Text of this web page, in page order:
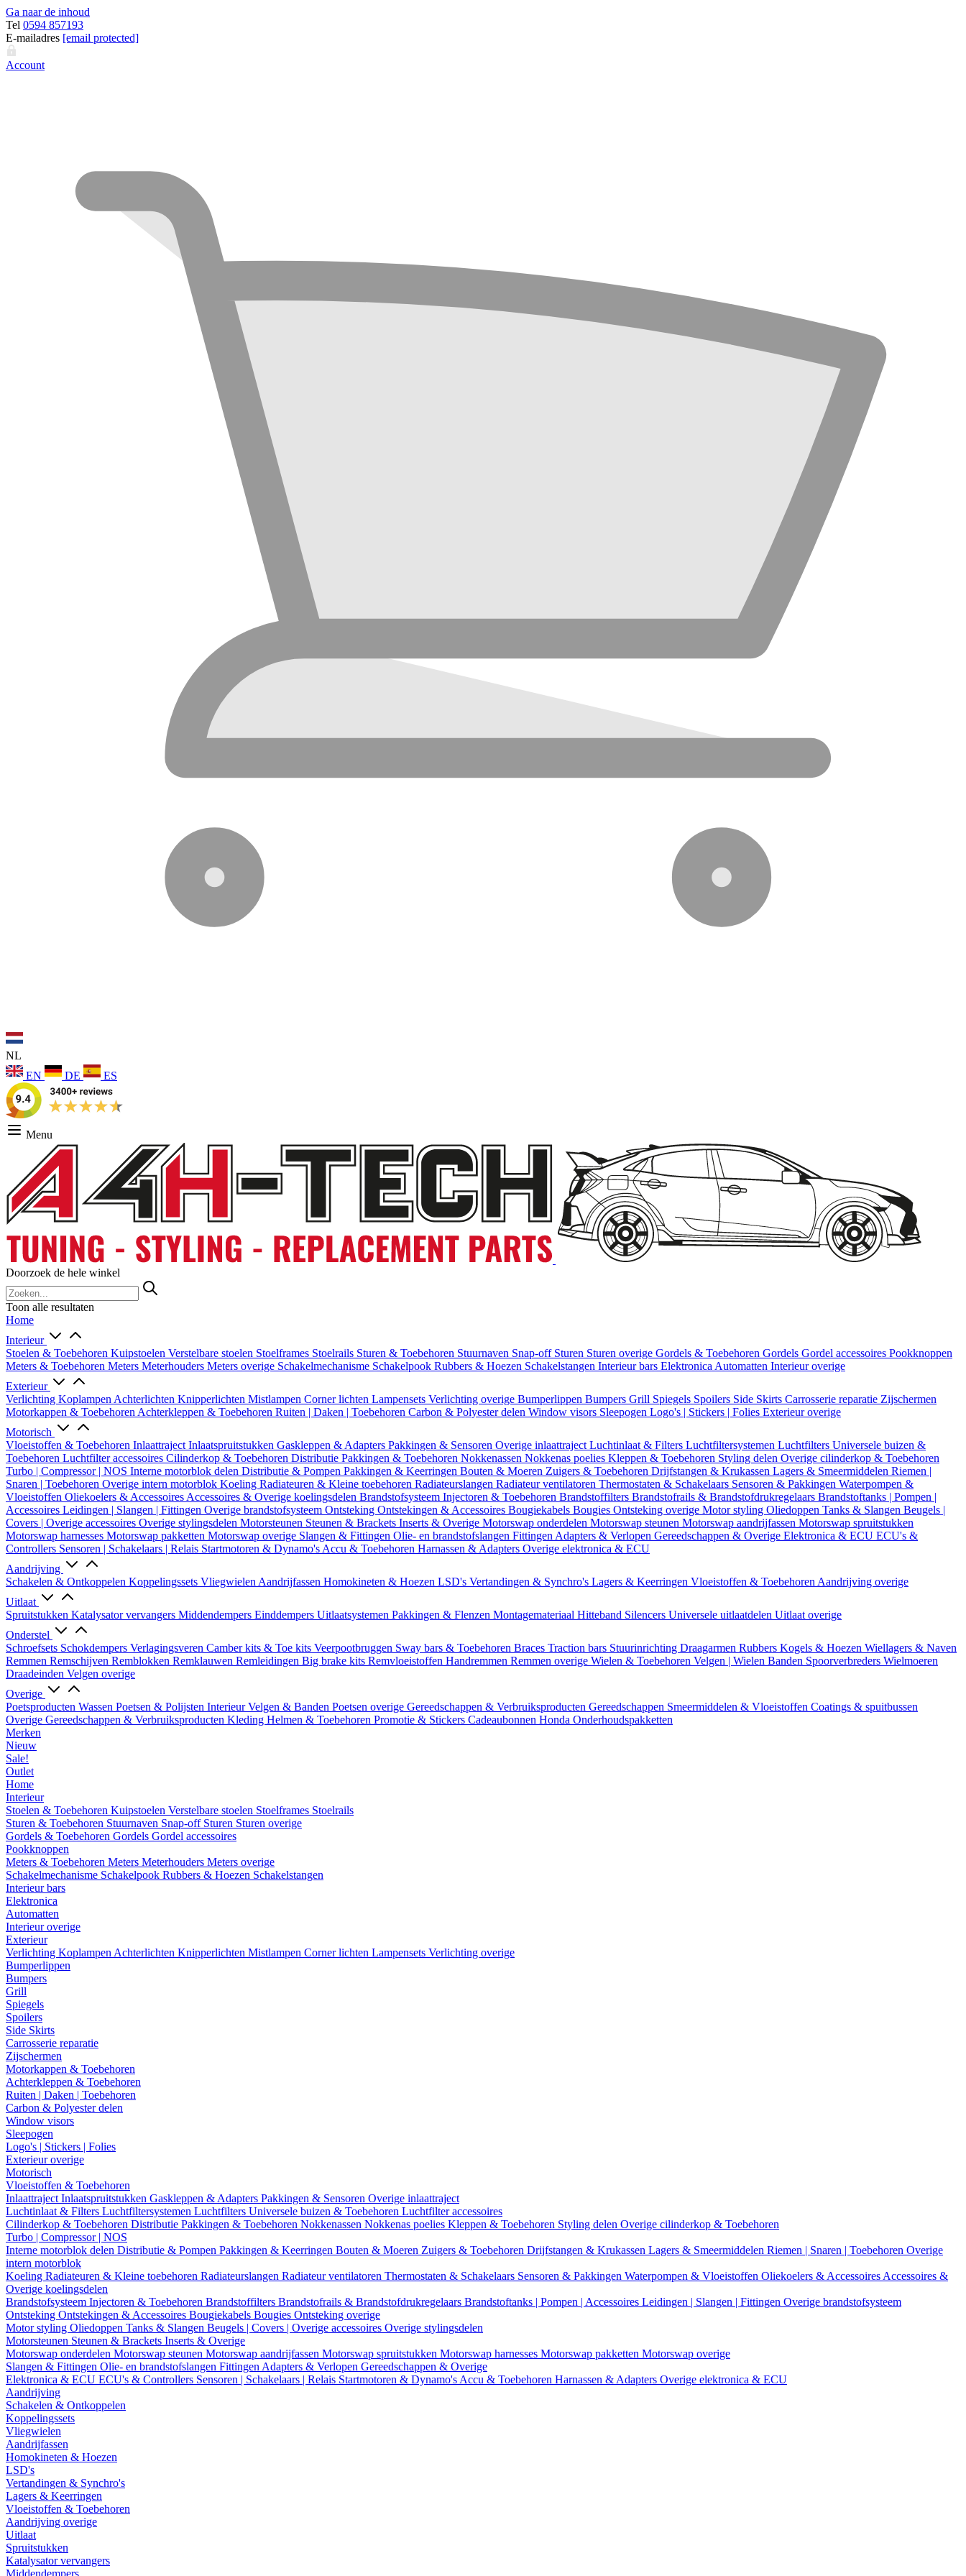
Ga naar de inhoud
Tel 0594 857193
E-mailadres [email protected]
Account
NL
EN
DE ES
Menu
Doorzoek de hele winkel
Toon alle resultaten
Home
Interieur
Stoelen & Toebehoren Kuipstoelen Verstelbare stoelen Stoelframes Stoelrails Sturen & Toebehoren Stuurnaven Snap-off Sturen Sturen overige Gordels & Toebehoren Gordels Gordel accessoires Pookknoppen
Meters & Toebehoren Meters Meterhouders Meters overige Schakelmechanisme Schakelpook Rubbers & Hoezen Schakelstangen Interieur bars Elektronica Automatten Interieur overige
Exterieur
Verlichting Koplampen Achterlichten Knipperlichten Mistlampen Corner lichten Lampensets Verlichting overige Bumperlippen Bumpers Grill Spiegels Spoilers Side Skirts Carrosserie reparatie Zijschermen
Motorkappen & Toebehoren Achterkleppen & Toebehoren Ruiten | Daken | Toebehoren Carbon & Polyester delen Window visors Sleepogen Logo's | Stickers | Folies Exterieur overige
Motorisch
Vloeistoffen & Toebehoren Inlaattraject Inlaatspruitstukken Gaskleppen & Adapters Pakkingen & Sensoren Overige inlaattraject Luchtinlaat & Filters Luchtfiltersystemen Luchtfilters Universele buizen &
Toebehoren Luchtfilter accessoires Cilinderkop & Toebehoren Distributie Pakkingen & Toebehoren Nokkenassen Nokkenas poelies Kleppen & Toebehoren Styling delen Overige cilinderkop & Toebehoren
Turbo | Compressor | NOS Interne motorblok delen Distributie & Pompen Pakkingen & Keerringen Bouten & Moeren Zuigers & Toebehoren Drijfstangen & Krukassen Lagers & Smeermiddelen Riemen |
Snaren | Toebehoren Overige intern motorblok Koeling Radiateuren & Kleine toebehoren Radiateurslangen Radiateur ventilatoren Thermostaten & Schakelaars Sensoren & Pakkingen Waterpompen &
Vloeistoffen Oliekoelers & Accessoires Accessoires & Overige koelingsdelen Brandstofsysteem Injectoren & Toebehoren Brandstoffilters Brandstofrails & Brandstofdrukregelaars Brandstoftanks | Pompen |
Accessoires Leidingen | Slangen | Fittingen Overige brandstofsysteem Ontsteking Ontstekingen & Accessoires Bougiekabels Bougies Ontsteking overige Motor styling Oliedoppen Tanks & Slangen Beugels |
Covers | Overige accessoires Overige stylingsdelen Motorsteunen Steunen & Brackets Inserts & Overige Motorswap onderdelen Motorswap steunen Motorswap aandrijfassen Motorswap spruitstukken
Motorswap harnesses Motorswap pakketten Motorswap overige Slangen & Fittingen Olie- en brandstofslangen Fittingen Adapters & Verlopen Gereedschappen & Overige Elektronica & ECU ECU's &
Controllers Sensoren | Schakelaars | Relais Startmotoren & Dynamo's Accu & Toebehoren Harnassen & Adapters Overige elektronica & ECU
Aandrijving
Schakelen & Ontkoppelen Koppelingssets Vliegwielen Aandrijfassen Homokineten & Hoezen LSD's Vertandingen & Synchro's Lagers & Keerringen Vloeistoffen & Toebehoren Aandrijving overige
Uitlaat
Spruitstukken Katalysator vervangers Middendempers Einddempers Uitlaatsystemen Pakkingen & Flenzen Montagemateriaal Hitteband Silencers Universele uitlaatdelen Uitlaat overige
Onderstel
Schroefsets Schokdempers Verlagingsveren Camber kits & Toe kits Veerpootbruggen Sway bars & Toebehoren Braces Traction bars Stuurinrichting Draagarmen Rubbers Kogels & Hoezen Wiellagers & Naven
Remmen Remschijven Remblokken Remklauwen Remleidingen Big brake kits Remvloeistoffen Handremmen Remmen overige Wielen & Toebehoren Velgen | Wielen Banden Spoorverbreders Wielmoeren
Draadeinden Velgen overige
Overige
Poetsproducten Wassen Poetsen & Polijsten InterieurVelgen & Banden Poetsen overige Gereedschappen & Verbruiksproducten Gereedschappen Smeermiddelen & Vloeistoffen Coatings & spuitbussen
Overige Gereedschappen & Verbruiksproducten Kleding Helmen & Toebehoren Promotie & Stickers Cadeaubonnen Honda Onderhoudspakketten
Merken
Nieuw
Sale!
Outlet
Home
Interieur
Stoelen & Toebehoren Kuipstoelen Verstelbare stoelen Stoelframes Stoelrails
Sturen & Toebehoren Stuurnaven Snap-off Sturen Sturen overige
Gordels & Toebehoren Gordels Gordel accessoires
Pookknoppen
Meters & Toebehoren Meters Meterhouders Meters overige
Schakelmechanisme Schakelpook Rubbers & Hoezen Schakelstangen
Interieur bars
Elektronica
Automatten
Interieur overige
Exterieur
Verlichting Koplampen Achterlichten Knipperlichten Mistlampen Corner lichten Lampensets Verlichting overige
Bumperlippen
Bumpers
Grill
Spiegels
Spoilers
Side Skirts
Carrosserie reparatie
Zijschermen
Motorkappen & Toebehoren
Achterkleppen & Toebehoren
Ruiten | Daken | Toebehoren
Carbon & Polyester delen
Window visors
Sleepogen
Logo's | Stickers | Folies
Exterieur overige
Motorisch
Vloeistoffen & Toebehoren
Inlaattraject Inlaatspruitstukken Gaskleppen & Adapters Pakkingen & Sensoren Overige inlaattraject
Luchtinlaat & Filters Luchtfiltersystemen Luchtfilters Universele buizen & Toebehoren Luchtfilter accessoires
Cilinderkop & Toebehoren Distributie Pakkingen & Toebehoren Nokkenassen Nokkenas poelies Kleppen & Toebehoren Styling delen Overige cilinderkop & Toebehoren
Turbo | Compressor | NOS
Interne motorblok delen Distributie & Pompen Pakkingen & Keerringen Bouten & Moeren Zuigers & Toebehoren Drijfstangen & Krukassen Lagers & Smeermiddelen Riemen | Snaren | Toebehoren Overige
intern motorblok
Koeling Radiateuren & Kleine toebehoren Radiateurslangen Radiateur ventilatoren Thermostaten & Schakelaars Sensoren & Pakkingen Waterpompen & Vloeistoffen Oliekoelers & Accessoires Accessoires &
Overige koelingsdelen
Brandstofsysteem Injectoren & Toebehoren Brandstoffilters Brandstofrails & Brandstofdrukregelaars Brandstoftanks | Pompen | Accessoires Leidingen | Slangen | Fittingen Overige brandstofsysteem
Ontsteking Ontstekingen & Accessoires Bougiekabels Bougies Ontsteking overige
Motor styling Oliedoppen Tanks & Slangen Beugels | Covers | Overige accessoires Overige stylingsdelen
Motorsteunen Steunen & Brackets Inserts & Overige
Motorswap onderdelen Motorswap steunen Motorswap aandrijfassen Motorswap spruitstukken Motorswap harnesses Motorswap pakketten Motorswap overige
Slangen & Fittingen Olie- en brandstofslangen Fittingen Adapters & Verlopen Gereedschappen & Overige
Elektronica & ECU ECU's & Controllers Sensoren | Schakelaars | Relais Startmotoren & Dynamo's Accu & Toebehoren Harnassen & Adapters Overige elektronica & ECU
Aandrijving
Schakelen & Ontkoppelen
Koppelingssets
Vliegwielen
Aandrijfassen
Homokineten & Hoezen
LSD's
Vertandingen & Synchro's
Lagers & Keerringen
Vloeistoffen & Toebehoren
Aandrijving overige
Uitlaat
Spruitstukken
Katalysator vervangers
Middendempers